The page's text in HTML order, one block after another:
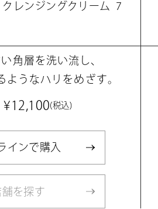
ク レンジン グ ク リ ー ム 7
い 角 層 を洗い流 し、
よ う な ハ リ をめ ざ す。
¥12,100(税込)
イ ンで購 入
舗を探す